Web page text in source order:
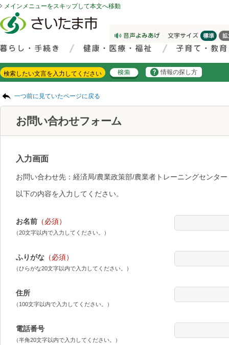
メインメニューをスキップして本文へ移動
情報の探し方
一つ前に見ていたページに戻る
お問い合わせフォーム
入力画面
お問い合わせ先：経済局/農業政策部/農業者トレーニングセンター
以下の内容を入力してください。
お名前 （必須）
（20文字以内で入力してください。）
ふりがな （必須）
（ひらがな20文字以内で入力してください。）
住所
（100文字以内で入力してください。）
電話番号
（半角20文字以内で入力してください。）